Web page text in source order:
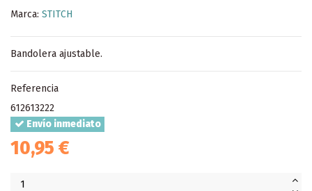
Marca: STITCH
Bandolera ajustable.
Referencia
612613222
Envío inmediato
10,95 €